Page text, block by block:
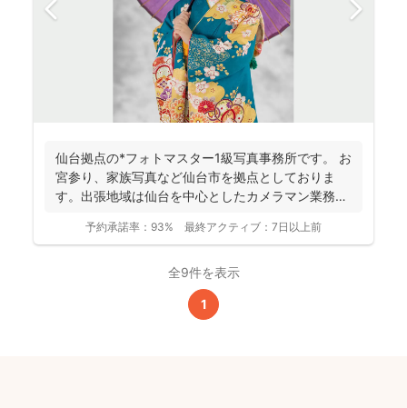
仙台拠点の*フォトマスター1級写真事務所です。 お
宮参り、家族写真など仙台市を拠点としておりま
す。出張地域は仙台を中心としたカメラマン業務を
予約承諾率： 93% 最終アクティブ： 7日以上前
全9件を表示
1